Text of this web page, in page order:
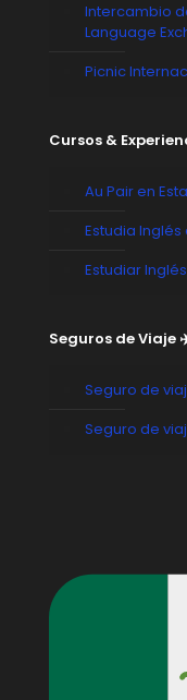
Intercambio
Language
Picnic
Cursos &
Au Pair en
Estudia
Estudiar
Seguros de Viaje
Seguro de
Seguro de